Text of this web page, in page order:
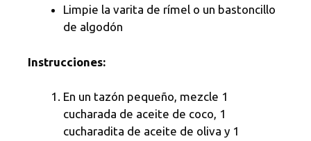
Limpie la varita de rímel o un bastoncillo
de algodón
Instrucciones:
En un tazón pequeño, mezcle 1
cucharada de aceite de coco, 1
cucharadita de aceite de oliva y 1